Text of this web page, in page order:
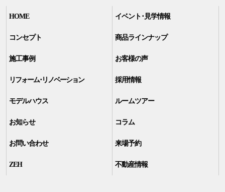
HOME イベント･見学情報
コンセプト 商品ラインナップ
施工事例 お客様の声
リフォーム･リノベーション 採用情報
モデルハウス ルームツアー
お知らせ コラム
お問い合わせ 来場予約
ZEH 不動産情報